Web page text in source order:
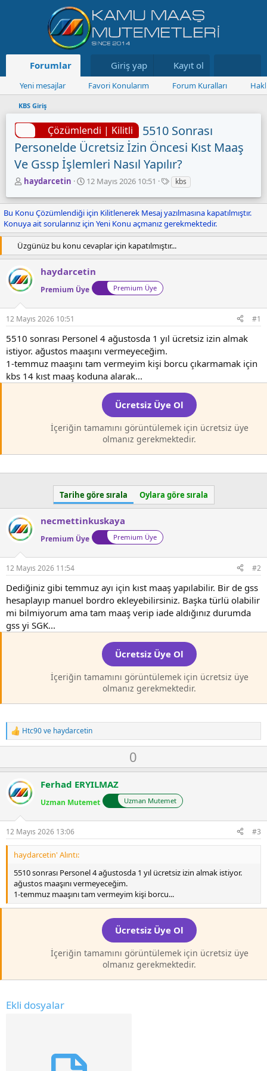
Forumlar Neler yeni Kaynaklar
Giriş yap Kayıt ol
Yeni mesajlar Favori Konularım Forum Kuralları
KBS Giriş
Çözümlendi | Kilitli
5510 Sonrası
Personelde Ücretsiz İzin Öncesi Kıst Maaş
Ve Gssp İşlemleri Nasıl Yapılır?
K
n
u
y
u
B
a
ş
l
a
a
n
haydarcetin
B
ş
l
a
n
g
ı
ç
t
a
i
12 Mayıs 2026 10:51
E
t
i
k
e
t
l
e
kbs
Bu Konu Çözümlendiği için Kilitlenerek Mesaj yazılmasına kapatılmıştır.
Konuya ait sorularınız için Yeni Konu açmanız gerekmektedir.
Üzgünüz bu konu cevaplar için kapatılmıştır...
haydarcetin
Premium Üye Premium Üye
12 Mayıs 2026 10:51 #1
5510 sonrası Personel 4 ağustosda 1 yıl ücretsiz izin almak
istiyor. ağustos maaşını vermeyeceğim.
1-temmuz maaşını tam vermeyim kişi borcu çıkarmamak için
kbs 14 kıst maaş koduna alarak...
Ücretsiz Üye Ol
İçeriğin tamamını görüntülemek için ücretsiz üye
olmanız gerekmektedir.
Tarihe göre sırala Oylara göre sırala
necmettinkuskaya
Premium Üye Premium Üye
12 Mayıs 2026 11:54 #2
Dediğiniz gibi temmuz ayı için kıst maaş yapılabilir. Bir de gss
hesaplayıp manuel bordro ekleyebilirsiniz. Başka türlü olabilir
mi bilmiyorum ama tam maaş verip iade aldığınız durumda
gss yi SGK...
Ücretsiz Üye Ol
İçeriğin tamamını görüntülemek için ücretsiz üye
olmanız gerekmektedir.
T
e
i
l
e
r
Htc90ve haydarcetin
O
y
a
0
o
n
v
o
t
e
Ferhad ERYILMAZ
Uzman Mutemet Uzman Mutemet
12 Mayıs 2026 13:06 #3
haydarcetin' Alıntı:
5510 sonrası Personel 4 ağustosda 1 yıl ücretsiz izin almak istiyor.
ağustos maaşını vermeyeceğim.
1-temmuz maaşını tam vermeyim kişi borcu...
Ücretsiz Üye Ol
İçeriğin tamamını görüntülemek için ücretsiz üye
olmanız gerekmektedir.
Ekli dosyalar